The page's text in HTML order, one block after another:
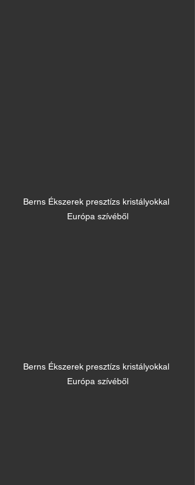
Berns Ékszerek presztízs kristályokkal
Európa szívéből
Berns Ékszerek presztízs kristályokkal
Európa szívéből